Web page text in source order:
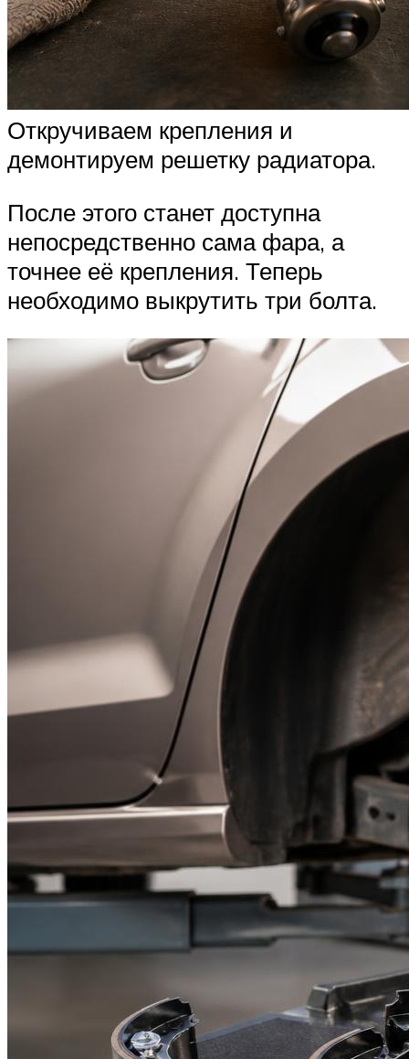
Откручиваем крепления и
демонтируем решетку радиатора.
После этого станет доступна
непосредственно сама фара, а
точнее её крепления. Теперь
необходимо выкрутить три болта.